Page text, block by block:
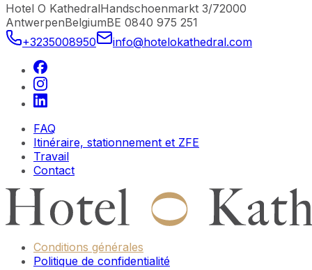
Hotel O KathedralHandschoenmarkt 3/72000
AntwerpenBelgiumBE 0840 975 251
+3235008950
info@hotelokathedral.com
FAQ
Itinéraire, stationnement et ZFE
Travail
Contact
Conditions générales
Politique de confidentialité